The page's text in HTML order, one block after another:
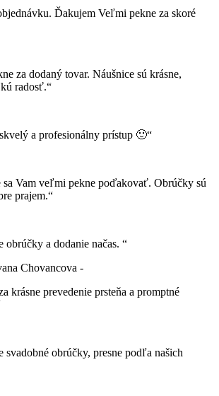
Ďakujem Veľmi pekne za skoré
za dodaný tovar. Náušnice sú krásne,
radosť.“
a profesionálny prístup 🙂“
sa Vam veľmi pekne poďakovať. Obrúčky sú
prajem.“
obrúčky a dodanie načas. “
Chovancova -
krásne prevedenie prsteňa a promptné
svadobné obrúčky, presne podľa našich